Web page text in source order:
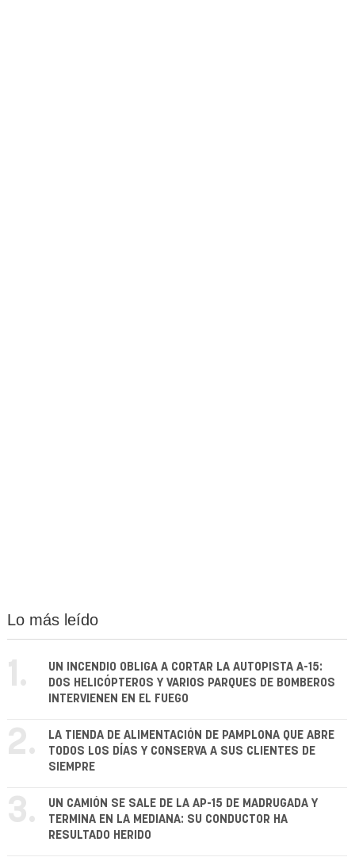
Lo más leído
1.
UN INCENDIO OBLIGA A CORTAR LA AUTOPISTA A-15:
DOS HELICÓPTEROS Y VARIOS PARQUES DE BOMBEROS
INTERVIENEN EN EL FUEGO
2.
LA TIENDA DE ALIMENTACIÓN DE PAMPLONA QUE ABRE
TODOS LOS DÍAS Y CONSERVA A SUS CLIENTES DE
SIEMPRE
3.
UN CAMIÓN SE SALE DE LA AP-15 DE MADRUGADA Y
TERMINA EN LA MEDIANA: SU CONDUCTOR HA
RESULTADO HERIDO